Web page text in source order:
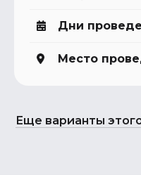
Дни
Место
Еще варианты